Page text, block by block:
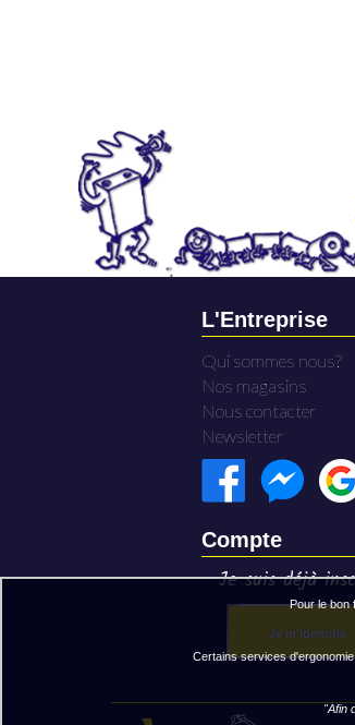
L'Entreprise
Qui sommes nous?
Nos magasins
Nous contacter
Newsletter
Compte
Je suis déjà
Je m'identifie
Pour le bon
Certains services
"Afin